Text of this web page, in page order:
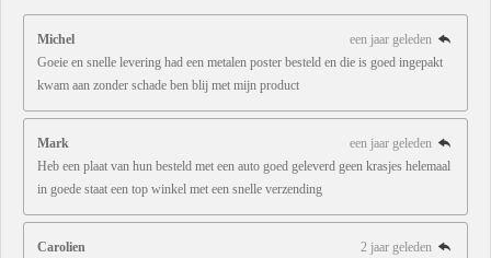
Michel
een jaar geleden
Goeie en snelle levering had een metalen poster besteld en die is goed ingepakt
kwam aan zonder schade ben blij met mijn product
Mark
een jaar geleden
Heb een plaat van hun besteld met een auto goed geleverd geen krasjes helemaal
in goede staat een top winkel met een snelle verzending
Carolien 2 jaar geleden